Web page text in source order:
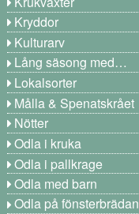
Kryddor
Kulturarv
Lång säsong med…
Lokalsorter
Målla & Spenatskrået
Nötter
Odla i kruka
Odla i pallkrage
Odla med barn
Odla på fönsterbrädan